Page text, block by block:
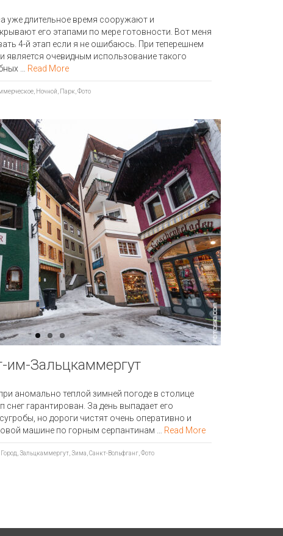
уже длительное время сооружают и
его этапами по мере готовности. Вот меня
4-й этап если я не ошибаюсь. При теперешнем
является очевидным использование такого
… Read More
Ночной Парк Фото
им-Зальцкаммергут
аномально теплой зимней погоде в столице
снег гарантирован. За день выпадает его
но дороги чистят очень оперативно и
машине по горным серпантинам … Read More
Город Зальцкаммергут Зима Санкт-Вольфганг Фото